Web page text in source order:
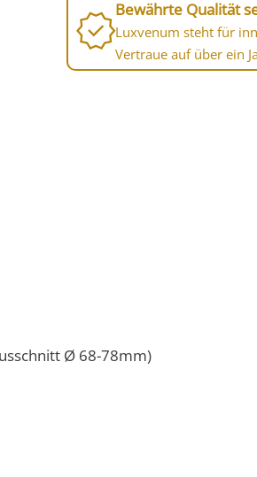
Bewährte Qualität
Luxvenum steht für
Vertraue auf über ein
Ø 68-78mm)